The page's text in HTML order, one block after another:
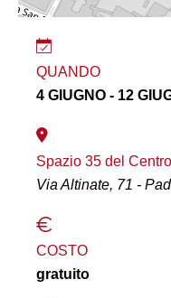
QUANDO
4 GIUGNO - 12
Spazio 35 del
Via Altinate, 71 -
COSTO
gratuito